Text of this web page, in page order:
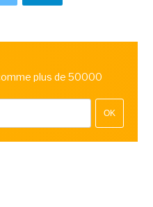
plus de 50000
OK